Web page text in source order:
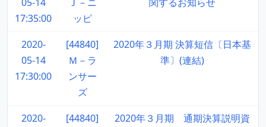
17:35:00
ッピ
2020-
05-14
17:30:00
[44840]
Ｍ－ラ
ンサー
ズ
2020年３月期 決算短信〔日本基
準〕(連結)
2020-
[44840]
2020年３月期 通期決算説明資